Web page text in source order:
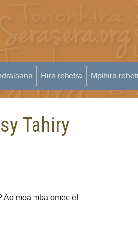
Hira rehetra Mpihira
Tahiry
Ao moa mba omeo e!